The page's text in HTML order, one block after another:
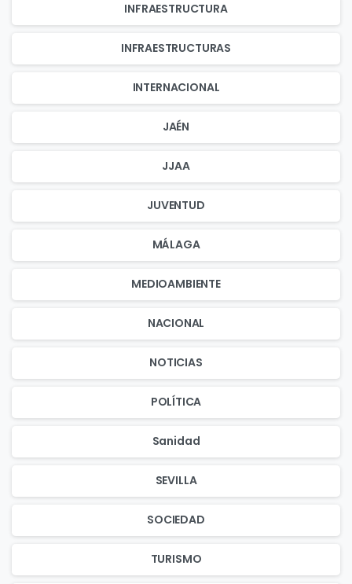
INFRAESTRUCTURA
INFRAESTRUCTURAS
INTERNACIONAL
JAÉN
JJAA
JUVENTUD
MÁLAGA
MEDIOAMBIENTE
NACIONAL
NOTICIAS
POLÍTICA
Sanidad
SEVILLA
SOCIEDAD
TURISMO